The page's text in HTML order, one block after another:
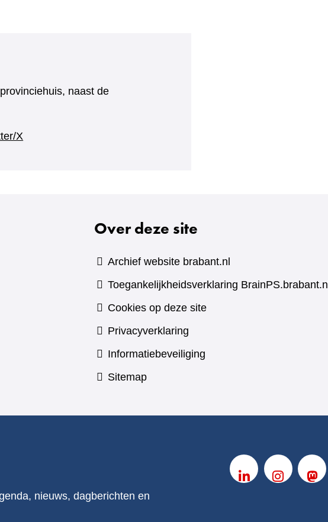
naast de
X
Over deze site
Archief website brabant.nl
Toegankelijkheidsverklaring BrainPS.brabant.nl
Cookies op deze site
Privacyverklaring
Informatiebeveiliging
Sitemap
nieuws, dagberichten en